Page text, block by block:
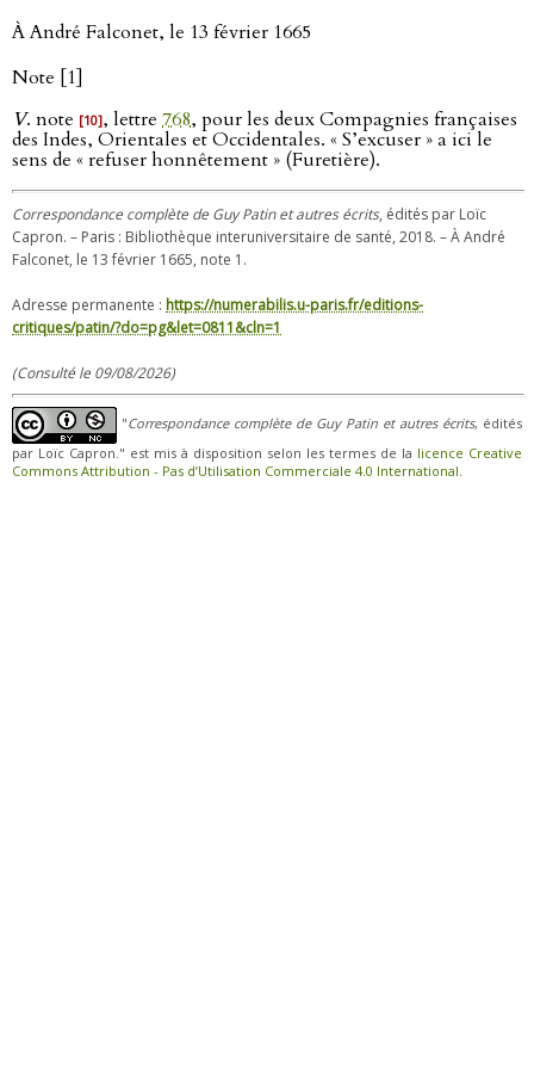
À André Falconet, le 13 février 1665
Note [1]
V. note [10], lettre 768, pour les deux Compagnies françaises
des Indes, Orientales et Occidentales. « S’excuser » a ici le
sens de « refuser honnêtement » (Furetière).
Correspondance complète de Guy Patin et autres écrits, édités par Loïc
Capron. – Paris : Bibliothèque interuniversitaire de santé, 2018. – À André
Falconet, le 13 février 1665, note 1.
Adresse permanente : https://numerabilis.u-paris.fr/editions-
critiques/patin/?do=pg&let=0811&cln=1
(Consulté le 09/08/2026)
"Correspondance complète de Guy Patin et autres écrits, édités
par Loïc Capron." est mis à disposition selon les termes de la licence Creative
Commons Attribution - Pas d’Utilisation Commerciale 4.0 International.